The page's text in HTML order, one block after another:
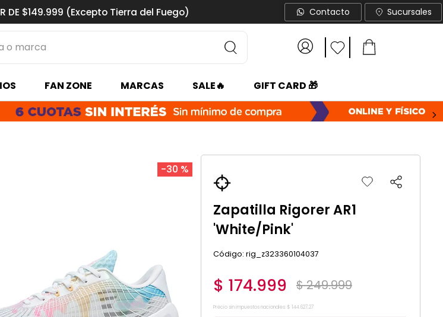
DE $149.999 (Excepto Tierra del Fuego) Contacto Sucursales
FAN ZONE MARCAS SALE🔥 GIFT CARD 🎁
-30 %
Zapatilla Rigorer AR1
'White/Pink'
: rig_z323360104037
$ 174.999 $249.999
Precio sin impuestos nacionales: $ 144.627,27